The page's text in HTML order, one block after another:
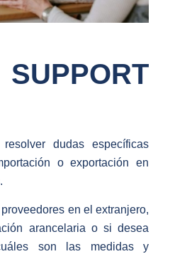
dudas específicas
o exportación en
en el extranjero,
arancelaria o si desea
son las medidas y